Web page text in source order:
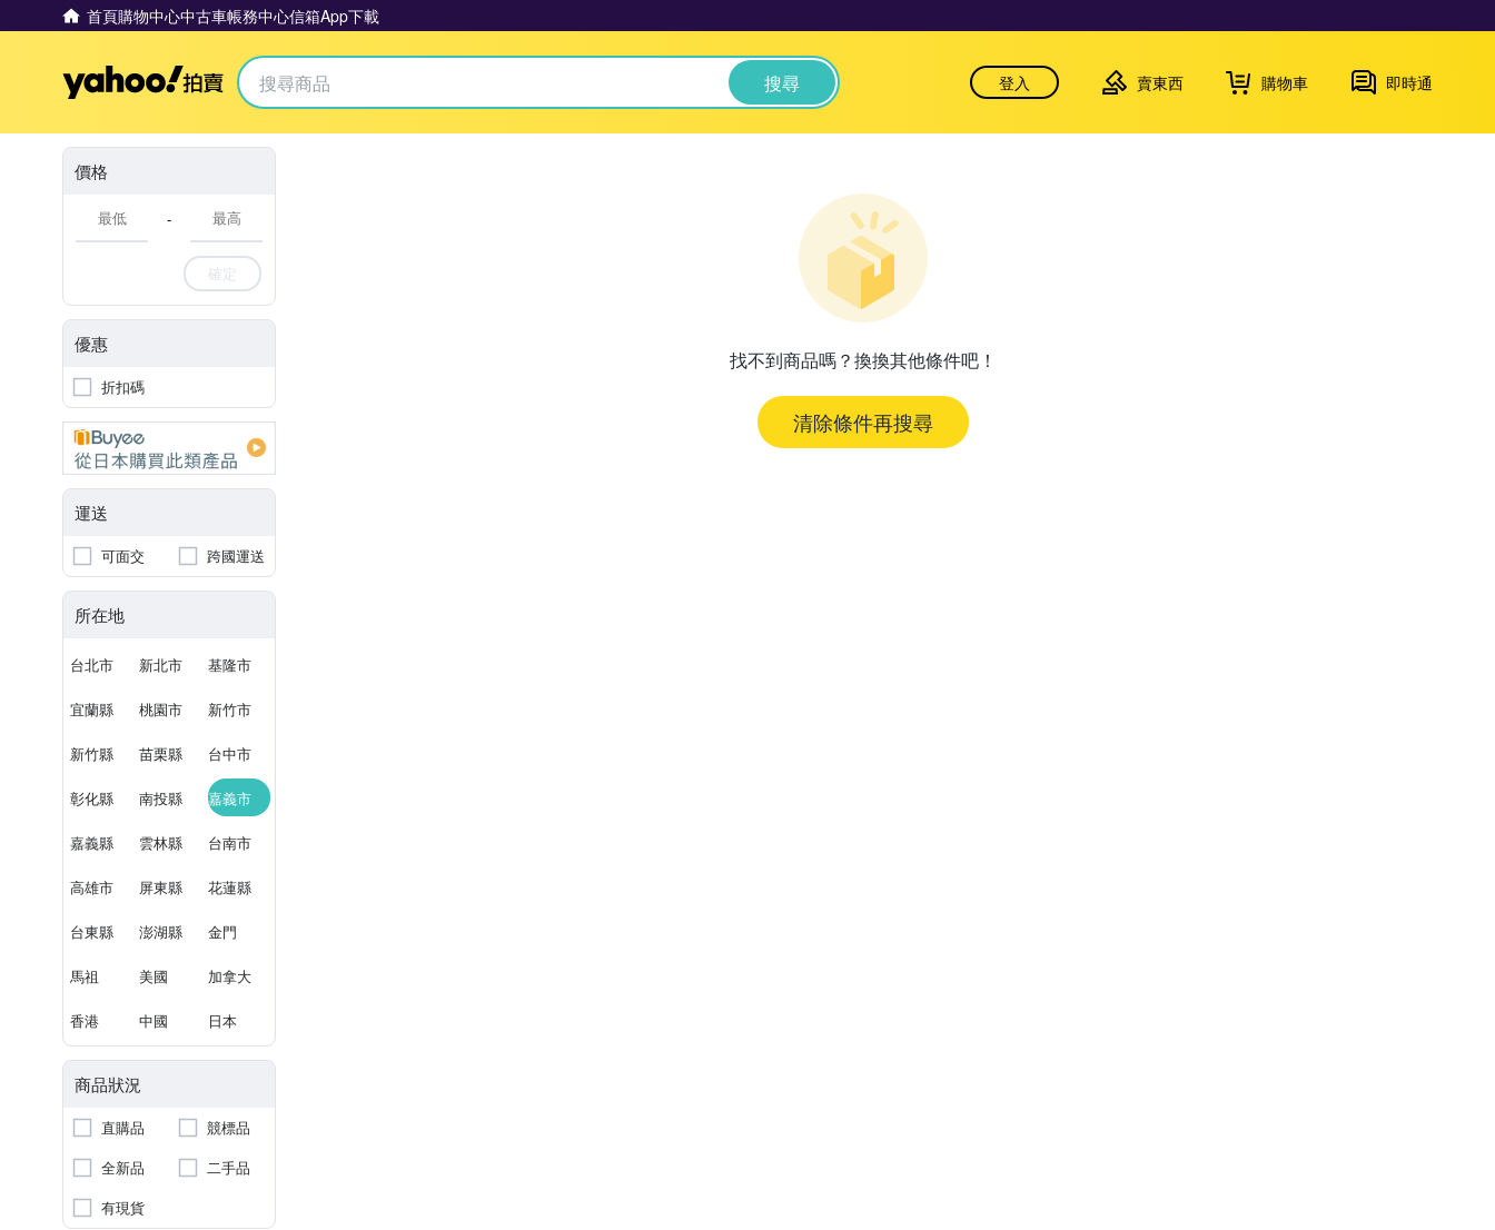
首頁購物中心中古車帳務中心信箱App下載
Yahoo拍賣 搜尋 登入 賣東西 購物車 即時通
價格
-
確定
優惠
折扣碼
運送
可面交 跨國運送
所在地
台北市 新北市 基隆市
宜蘭縣 桃園市 新竹市
新竹縣 苗栗縣 台中市
彰化縣 南投縣 嘉義市
嘉義縣 雲林縣 台南市
高雄市 屏東縣 花蓮縣
台東縣 澎湖縣 金門
馬祖 美國 加拿大
香港 中國 日本
商品狀況
直購品
競標品
全新品
二手品
有現貨
找不到商品嗎？換換其他條件吧！
清除條件再搜尋